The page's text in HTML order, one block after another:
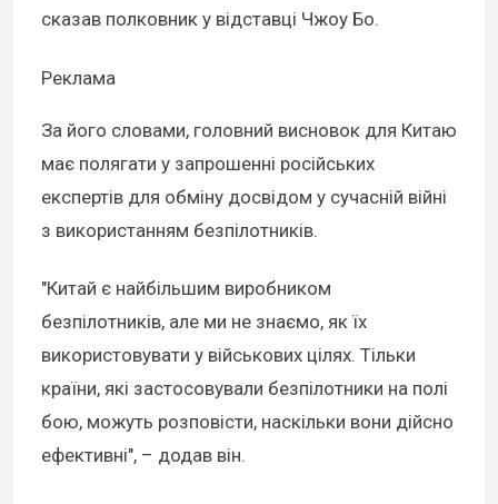
сказав полковник у відставці Чжоу Бо.
Реклама
За його словами, головний висновок для Китаю
має полягати у запрошенні російських
експертів для обміну досвідом у сучасній війні
з використанням безпілотників.
"Китай є найбільшим виробником
безпілотників, але ми не знаємо, як їх
використовувати у військових цілях. Тільки
країни, які застосовували безпілотники на полі
бою, можуть розповісти, наскільки вони дійсно
ефективні", – додав він.